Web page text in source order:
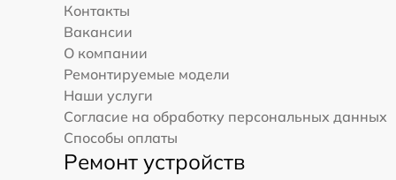
Контакты
Вакансии
О компании
Ремонтируемые модели
Наши услуги
Согласие на обработку персональных данных
Способы оплаты
Ремонт устройств